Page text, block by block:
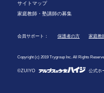
サイトマップ
家庭教師・塾講師の募集
会員サポート： 保護者の方 家庭教
Copyright (c) 2019 Trygroup Inc. All Rights
©ZUIYO 公式ホ